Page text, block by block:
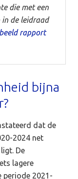
die met een
in de leidraad
rapport
bijna
dat de
2024 net
De
lagere
periode 2021-